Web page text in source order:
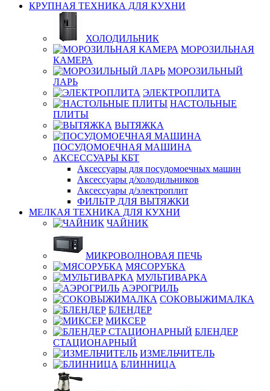
КРУПНАЯ ТЕХНИКА ДЛЯ КУХНИ
ХОЛОДИЛЬНИК
МОРОЗИЛЬНАЯ
КАМЕРА
МОРОЗИЛЬНЫЙ
ЛАРЬ
ЭЛЕКТРОПЛИТА
НАСТОЛЬНЫЕ
ПЛИТЫ
ВЫТЯЖКА
ПОСУДОМОЕЧНАЯ МАШИНА
АКСЕССУАРЫ КБТ
Аксессуары для посудомоечных машин
Аксессуары д/холодильников
Аксессуары д/электроплит
ФИЛЬТР ДЛЯ ВЫТЯЖКИ
МЕЛКАЯ ТЕХНИКА ДЛЯ КУХНИ
ЧАЙНИК
МИКРОВОЛНОВАЯ ПЕЧЬ
МЯСОРУБКА
МУЛЬТИВАРКА
АЭРОГРИЛЬ
СОКОВЫЖИМАЛКА
БЛЕНДЕР
МИКСЕР
БЛЕНДЕР
СТАЦИОНАРНЫЙ
ИЗМЕЛЬЧИТЕЛЬ
БЛИННИЦА